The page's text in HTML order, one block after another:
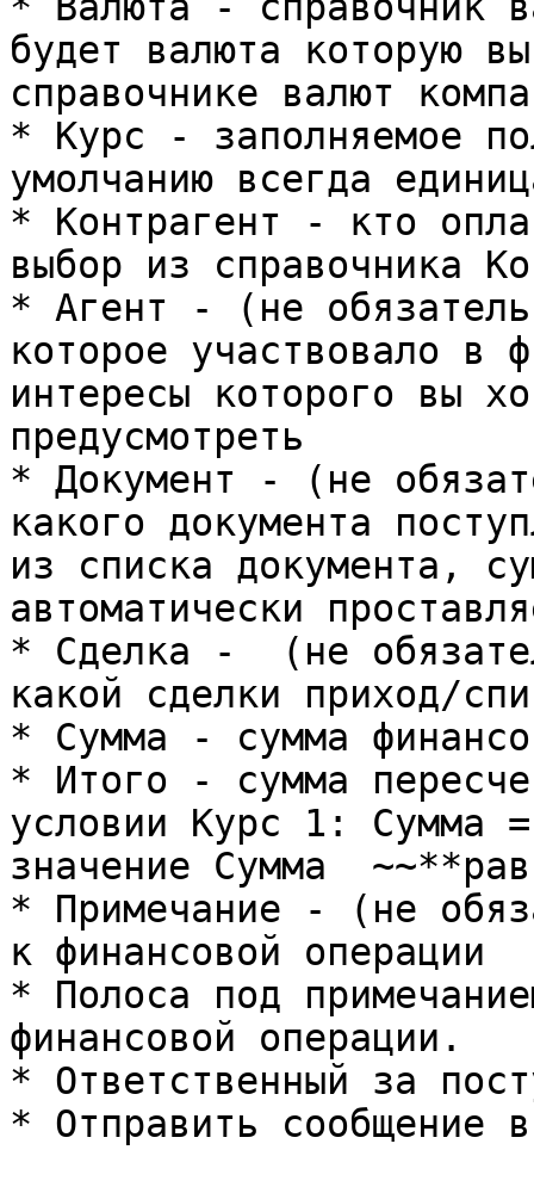
будет валюта которую
справочнике валют
* Курс - заполняемое
умолчанию всегда
* Контрагент - кто
выбор из справочника
* Агент - (не
которое участвовало в
интересы которого вы
предусмотреть
* Документ - (не
какого документа
из списка документа,
автоматически
* Сделка -  (не
какой сделки приход/
* Сумма - сумма
* Итого - сумма
условии Курс 1: Сумма
значение Сумма
* Примечание - (не
к финансовой операции
* Полоса под
финансовой операции.
* Ответственный за
* Отправить сообщение